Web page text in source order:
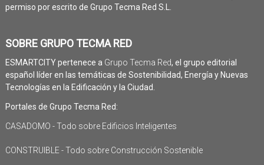
permiso por escrito de Grupo Tecma Red S.L.
SOBRE GRUPO TECMA RED
ESMARTCITY pertenece a Grupo Tecma Red, el grupo editorial
español líder en las temáticas de Sostenibilidad, Energía y Nuevas
Tecnologías en la Edificación y la Ciudad.
Portales de Grupo Tecma Red:
CASADOMO - Todo sobre Edificios Inteligentes
CONSTRUIBLE - Todo sobre Construcción Sostenible